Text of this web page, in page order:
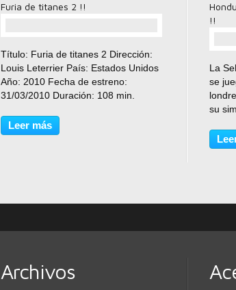
Furia de titanes 2 !!
Título: Furia de titanes 2 Dirección:
Louis Leterrier País: Estados Unidos
Año: 2010 Fecha de estreno:
31/03/2010 Duración: 108 min.
Calificación: No recomendada para
menores de 13 años Reparto: Sam
Leer más
!!
La
se
su
Archivos